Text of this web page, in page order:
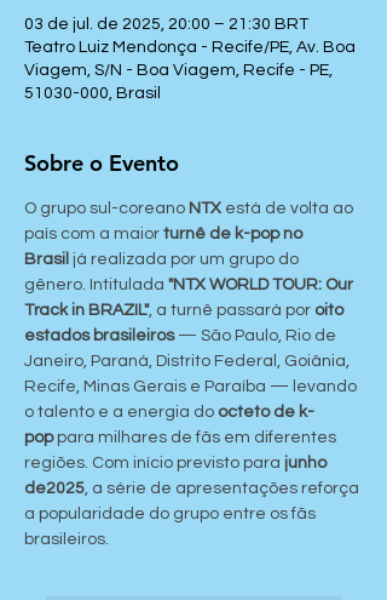
03 de jul. de 2025, 20:00 – 21:30 BRT
Teatro Luiz Mendonça - Recife/PE, Av. Boa
Viagem, S/N - Boa Viagem, Recife - PE,
51030-000, Brasil
Sobre o Evento
O grupo sul-coreano NTX está de volta ao
país com a maior turnê de k-pop no
Brasil já realizada por um grupo do
gênero. Intitulada "NTX WORLD TOUR: Our
Track in BRAZIL", a turnê passará por oito
estados brasileiros — São Paulo, Rio de
Janeiro, Paraná, Distrito Federal, Goiânia,
Recife, Minas Gerais e Paraíba — levando
o talento e a energia do octeto de k-
pop para milhares de fãs em diferentes
regiões. Com início previsto para junho
de2025, a série de apresentações reforça
a popularidade do grupo entre os fãs
brasileiros.